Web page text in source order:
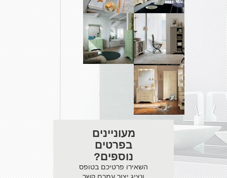
מעוניינים
בפרטים
נוספים?
השאירו פרטיכם בטופס